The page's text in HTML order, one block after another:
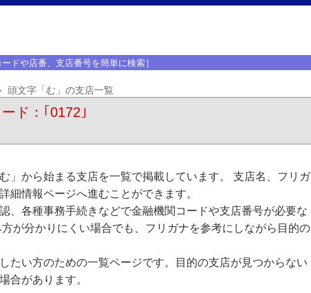
ドや店番、支店番号を簡単に検索］
頭文字「む」の支店一覧
ド：｢0172｣
」から始まる支店を一覧で掲載しています。 支店名、フリガ
細情報ページへ進むことができます。
、各種事務手続きなどで金融機関コードや支店番号が必要な
が分かりにくい場合でも、フリガナを参考にしながら目的の
たい方のための一覧ページです。目的の支店が見つからない
合があります。